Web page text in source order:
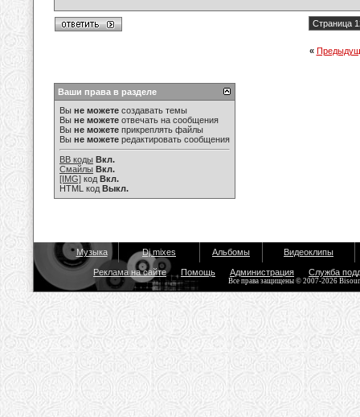
Страница
«
Ваши права в разделе
Вы не можете создавать темы
Вы не можете отвечать на сообщения
Вы не можете прикреплять файлы
Вы не можете редактировать сообщения
BB коды Вкл.
Смайлы Вкл.
[IMG] код Вкл.
HTML код Выкл.
Музыка Dj mixes Альбомы Видеоклипы
Реклама на сайте Помощь Администрация Служба
Все права защищены © 2007-2026